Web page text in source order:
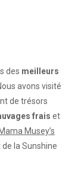
des meilleurs
Nous avons visité
de trésors
frais et
Mama Musey’s
de la Sunshine